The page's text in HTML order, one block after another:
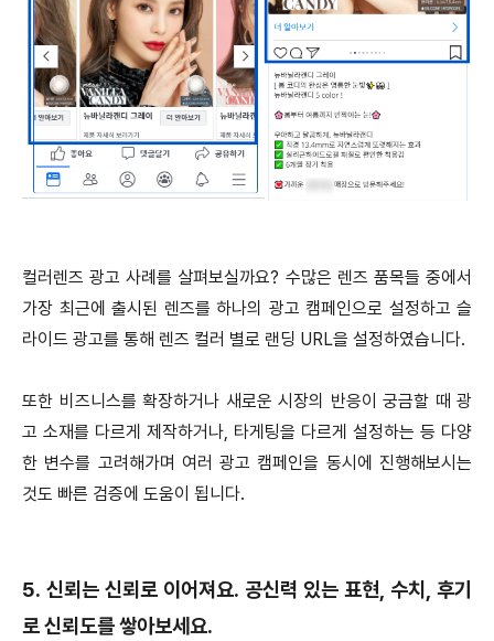
컬러렌즈 광고 사례를 살펴보실까요? 수많은 렌즈 품목들 중에서
가장 최근에 출시된 렌즈를 하나의 광고 캠페인으로 설정하고 슬
라이드 광고를 통해 렌즈 컬러 별로 랜딩 URL을 설정하였습니다.
또한 비즈니스를 확장하거나 새로운 시장의 반응이 궁금할 때 광
고 소재를 다르게 제작하거나, 타게팅을 다르게 설정하는 등 다양
한 변수를 고려해가며 여러 광고 캠페인을 동시에 진행해보시는
것도 빠른 검증에 도움이 됩니다.
5. 신뢰는 신뢰로 이어져요. 공신력 있는 표현, 수치, 후기
로 신뢰도를 쌓아보세요.